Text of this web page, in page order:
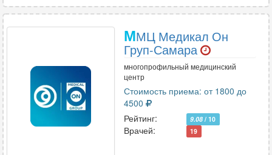
ММЦ Медикал Он
Груп-Самара
многопрофильный медицинский
центр
Стоимость приема: от 1800 до
4500
Рейтинг:
9.08 / 10
Врачей: 19